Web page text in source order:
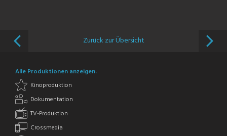
Zurück zur Übersicht
Alle Produktionen anzeigen.
Kinoproduktion
Dokumentation
TV-Produktion
Crossmedia